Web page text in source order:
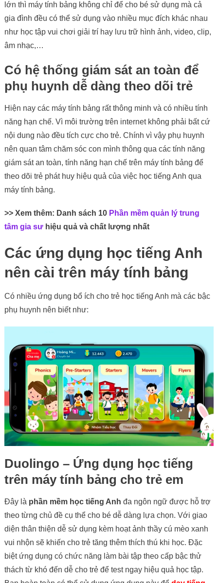
lớn thì máy tính bảng không chỉ để cho bé sử dụng mà cả
gia đình đều có thể sử dụng vào nhiều mục đích khác nhau
như học tập vui chơi giải trí hay lưu trữ hình ảnh, video, clip,
âm nhạc,…
Có hệ thống giám sát an toàn để
phụ huynh dễ dàng theo dõi trẻ
Hiện nay các máy tính bảng rất thông minh và có nhiều tính
năng hạn chế. Vì môi trường trên internet không phải bất cứ
nội dung nào đều tích cực cho trẻ. Chính vì vậy phụ huynh
nên quan tâm chăm sóc con mình thông qua các tính năng
giám sát an toàn, tính năng hạn chế trên máy tính bảng để
theo dõi trẻ phát huy hiệu quả của việc học tiếng Anh qua
máy tính bảng.
>> Xem thêm: Danh sách 10 Phần mềm quản lý trung
tâm gia sưhiệu quả và chất lượng nhất
Các ứng dụng học tiếng Anh
nên cài trên máy tính bảng
Có nhiều ứng dụng bổ ích cho trẻ học tiếng Anh mà các bậc
phụ huynh nên biết như:
Duolingo – Ứng dụng học tiếng
trên máy tính bảng cho trẻ em
Đây là phần mềm học tiếng Anh đa ngôn ngữ được hỗ trợ
theo từng chủ đề cụ thể cho bé dễ dàng lựa chọn. Với giao
diện thân thiện dễ sử dụng kèm hoạt ảnh thầy cú mèo xanh
vui nhộn sẽ khiến cho trẻ tăng thêm thích thú khi học. Đặc
biệt ứng dụng có chức năng làm bài tập theo cấp bậc thử
thách từ khó đến dễ cho trẻ để test ngay hiệu quả học tập.
Follow